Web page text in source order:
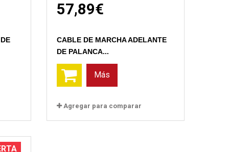
57,89€
CABLE DE MARCHA ADELANTE
DE PALANCA...
Más
Agregar para comparar